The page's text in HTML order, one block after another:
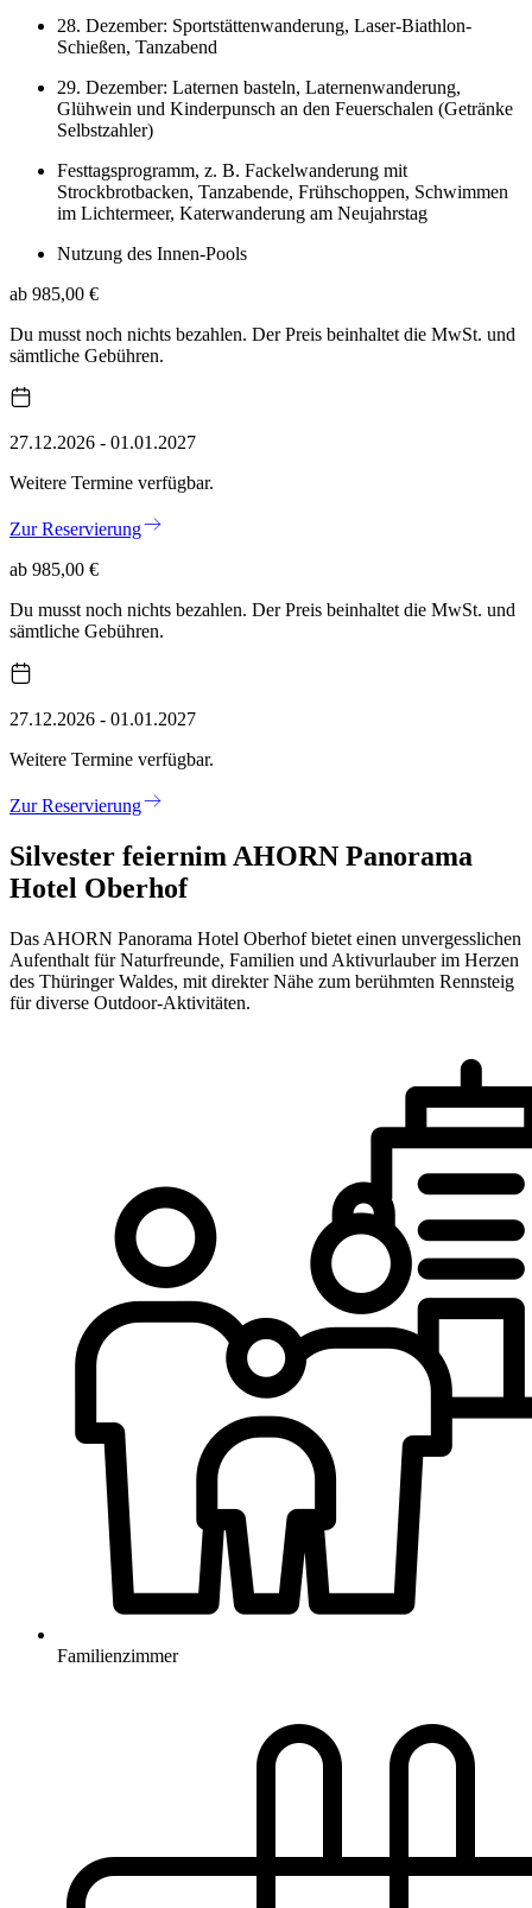
28. Dezember: Sportstättenwanderung, Laser-Biathlon-
Schießen, Tanzabend
29. Dezember: Laternen basteln, Laternenwanderung,
Glühwein und Kinderpunsch an den Feuerschalen (Getränke
Selbstzahler)
Festtagsprogramm, z. B. Fackelwanderung mit
Strockbrotbacken, Tanzabende, Frühschoppen, Schwimmen
im Lichtermeer, Katerwanderung am Neujahrstag
Nutzung des Innen-Pools
ab 985,00 €
Du musst noch nichts bezahlen. Der Preis beinhaltet die MwSt. und
sämtliche Gebühren.
27.12.2026 - 01.01.2027
Weitere Termine verfügbar.
Zur Reservierung
ab 985,00 €
Du musst noch nichts bezahlen. Der Preis beinhaltet die MwSt. und
sämtliche Gebühren.
27.12.2026 - 01.01.2027
Weitere Termine verfügbar.
Zur Reservierung
Silvester feiernim AHORN Panorama
Hotel Oberhof
Das AHORN Panorama Hotel Oberhof bietet einen unvergesslichen
Aufenthalt für Naturfreunde, Familien und Aktivurlauber im Herzen
des Thüringer Waldes, mit direkter Nähe zum berühmten Rennsteig
für diverse Outdoor-Aktivitäten.
Familienzimmer